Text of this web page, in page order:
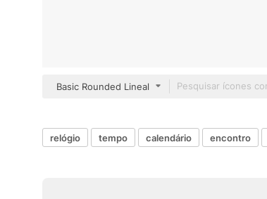
Basic Rounded Lineal
relógio tempo calendário encontro